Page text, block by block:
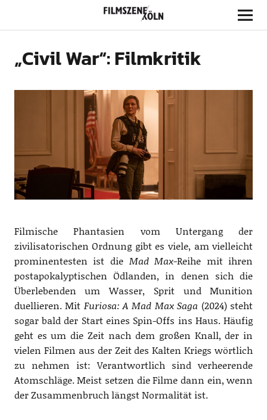
Filmszene Köln
„Civil War“: Filmkritik
Filmische Phantasien vom Untergang der
zivilisatorischen Ordnung gibt es viele, am vielleicht
prominentesten ist die Mad Max-Reihe mit ihren
postapokalyptischen Ödlanden, in denen sich die
Überlebenden um Wasser, Sprit und Munition
duellieren. Mit Furiosa: A Mad Max Saga (2024) steht
sogar bald der Start eines Spin-Offs ins Haus. Häufig
geht es um die Zeit nach dem großen Knall, der in
vielen Filmen aus der Zeit des Kalten Kriegs wörtlich
zu nehmen ist: Verantwortlich sind verheerende
Atomschläge. Meist setzen die Filme dann ein, wenn
der Zusammenbruch längst Normalität ist.